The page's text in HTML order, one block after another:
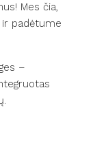
Mes čia,
padėtume
–